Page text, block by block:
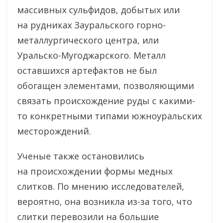
массивных сульфидов, добытых или
на рудниках Зауральского горно-
металлургического центра, или
Уральско-Мугоджарского. Металл
оставшихся артефактов не был
обогащен элементами, позволяющими
связать происхождение руды с какими-
то конкретными типами южноуральских
месторождений.
Ученые также остановились
на происхождении формы медных
слитков. По мнению исследователей,
вероятно, она возникла из-за того, что
слитки перевозили на большие